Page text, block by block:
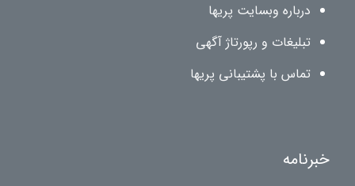
درباره وبسایت پریها
تبلیغات و رپورتاژ آگهی
تماس با پشتیبانی پریها
خبرنامه